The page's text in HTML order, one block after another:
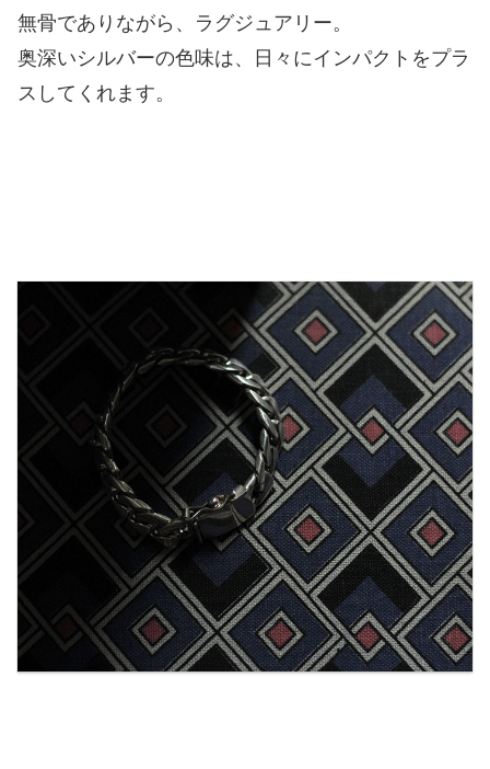
無骨でありながら、ラグジュアリー。
奥深いシルバーの色味は、日々にインパクトをプラ
スしてくれます。